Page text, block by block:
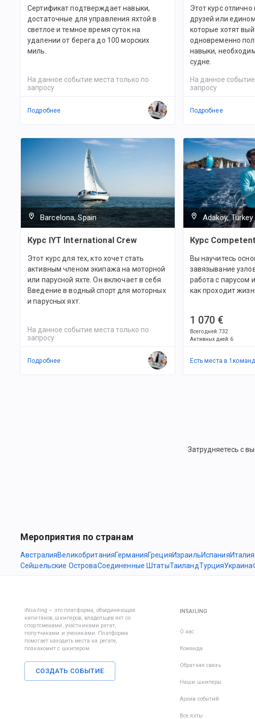
Сертификат подтверждает навыки,
достаточные для управления яхтой в
светлое и темное время суток на
удалении от берега до 100 морских
миль.
На данное событие места только по
запросу
Подробнее
Этот курс
друзей или
которые хотят
одновременно
навыки,
судне.
На данное
запросу
Подробнее
Barcelona, Spain
Курс IYT International Crew
Этот курс для тех, кто хочет стать
активным членом экипажа на моторной
или парусной яхте. Он включает в себя
Введение в водный спорт для моторных
и парусных яхт.
На данное событие места только по
запросу
Подробнее
Adaköy, Turkey
Курс
Вы научитесь
завязывание
работа с парусом
как проходит
1 070 €
Всего дней:732
Активных дней: 6
Есть места в 1
Затрудняетесь с
Мероприятия по странам
АвстралияВеликобританияГерманияГрецияИзраильИспанияИталия
Сейшельские ОстроваСоединенные ШтатыТаиландТурцияУкраина
iNsailing – это платформа, объединяющая
капитанов, шкиперов, владельцев яхт со
спортсменами, участниками регат,
попутчиками и учениками. Платформа
помогает находить места на регате,
познакомит с шкипером.
СОЗДАТЬ СОБЫТИЕ
INSAILING
О нас
Команда
Обратная связь
Наши шкиперы
Архив событий
Все яхты